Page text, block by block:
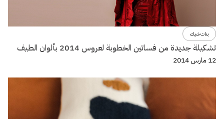
بنات شيك
تشكيلة جديدة من فساتين الخطوبة لعروس 2014 بألوان الطيف
12 مارس 2014